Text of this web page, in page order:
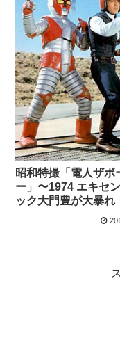
昭和特撮「電人ザボ
ー」〜1974 エキセ
ック大門豊が大暴れ